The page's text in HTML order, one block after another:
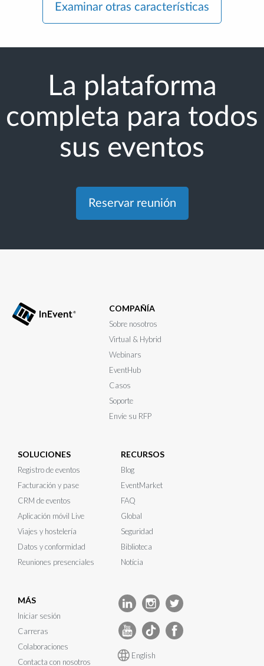
Examinar otras características
La plataforma
completa para todos
sus eventos
Reservar reunión
COMPAÑÍA
Sobre nosotros
Virtual & Hybrid
Webinars
EventHub
Casos
Soporte
Envíe su RFP
SOLUCIONES
Registro de eventos
Facturación y pase
CRM de eventos
Aplicación móvil Live
Viajes y hostelería
Datos y conformidad
Reuniones presenciales
RECURSOS
Blog
EventMarket
FAQ
Global
Seguridad
Biblioteca
Notícia
MÁS
Iniciar sesión
Carreras
Colaboraciones
Contacta con nosotros
English